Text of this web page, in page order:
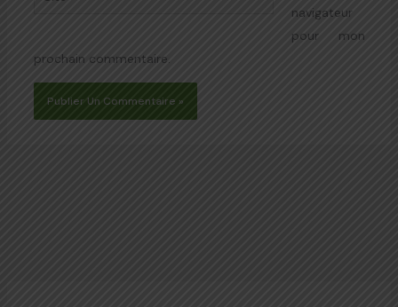
navigateur
pour mon
prochain commentaire.